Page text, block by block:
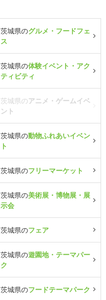
茨城県のグルメ・フードフェ
ス
茨城県の体験イベント・アク
ティビティ
茨城県のアニメ・ゲームイベ
ント
茨城県の動物ふれあいイベン
ト
茨城県のフリーマーケット
茨城県の美術展・博物展・展
示会
茨城県のフェア
茨城県の遊園地・テーマパー
ク
茨城県のフードテーマパーク